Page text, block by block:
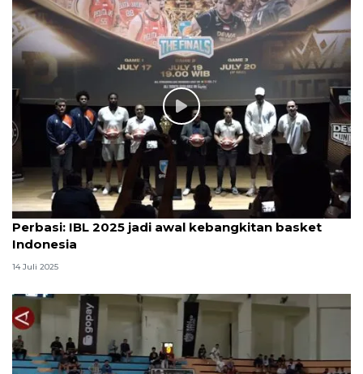
Perbasi: IBL 2025 jadi awal kebangkitan basket
Indonesia
14 Juli 2025